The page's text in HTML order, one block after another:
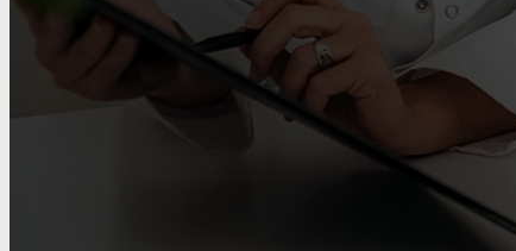
Podcast
Veranstaltungen
Zahlen | Daten | Fakten